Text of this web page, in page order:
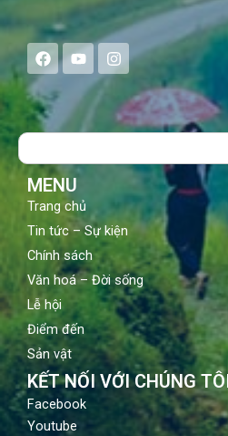
F
a
e
b
o
Y
o
t
u
b
I
n
s
a
g
Search
MENU
Trang chủ
Tin tức – Sự kiện
Chính sách
Văn hoá – Đời sống
Lễ hội
Điểm đến
Sản vật
KẾT NỐI VỚI CHÚNG TÔI
Facebook
Youtube